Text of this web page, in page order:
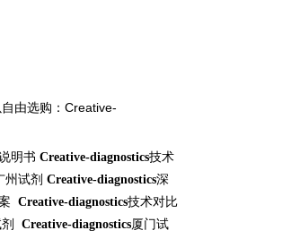
由选购： Creative-
明书 Creative-diagnostics技术
州试剂 Creative-diagnostics深
Creative-diagnostics技术对比
Creative-diagnostics厦门试